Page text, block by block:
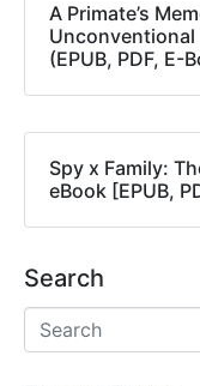
A Primate’s
Unconventional
(EPUB, PDF, E-
Spy x Family:
eBook [EPUB,
Search